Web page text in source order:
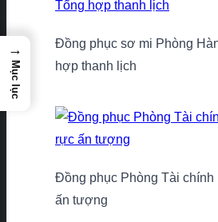
Đồng phục sơ mi Phòng
hợp thanh lịch
Đồng phục Phòng Tài chính
ấn tượng
→
Mục lục